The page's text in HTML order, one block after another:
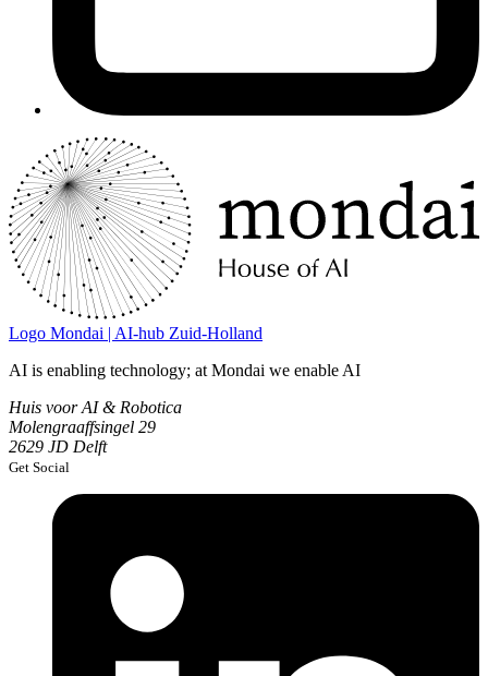
Logo Mondai | AI-hub Zuid-Holland
AI is enabling technology; at Mondai we enable AI
Huis voor AI & Robotica
Molengraaffsingel 29
2629 JD Delft
Get Social